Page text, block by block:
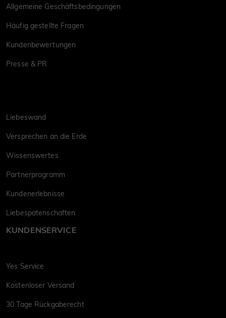
Allgemeine Geschäftsbedingungen
Häufig gestellte Fragen
Kundenbewertungen
Presse & PR
Liebeswand
Versprechen an die Erde
Wissenswertes
Partnerprogramm
Kundenerlebnisse
Liebespatenschaften
KUNDENSERVICE
Yes Service
Kostenloser Versand
30 Tage Rückgaberecht